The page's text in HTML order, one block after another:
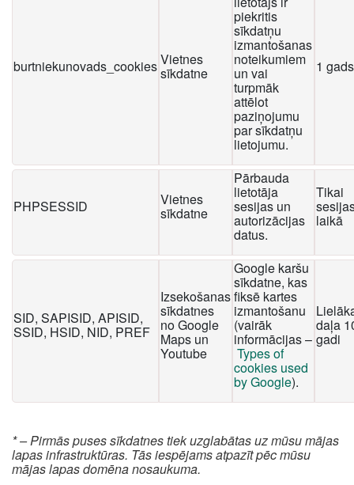
burtniekunovads_cookiesVietnes
sīkdatne
piekritis
sīkdatņu
izmantošanas
noteikumiem
un vai
turpmāk
attēlot
paziņojumu
par sīkdatņu
lietojumu.
1 gads
PHPSESSID Vietnes
sīkdatne
Pārbauda
lietotāja
sesijas un
autorizācijas
datus.
Tikai
laikā
SID, SAPISID, APISID,
SSID, HSID, NID, PREF
Izsekošanas
sīkdatnes
no Google
Maps un
Youtube
Google karšu
sīkdatne, kas
fiksē kartes
izmantošanu
(vairāk
informācijas –
Types of
cookies used
by Google).
daļa
gadi
* – Pirmās puses sīkdatnes tiek uzglabātas uz mūsu mājas
lapas infrastruktūras. Tās iespējams atpazīt pēc mūsu
mājas lapas domēna nosaukuma.